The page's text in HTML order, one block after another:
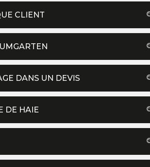
CLIENT
DANS UN DEVIS
DE HAIE